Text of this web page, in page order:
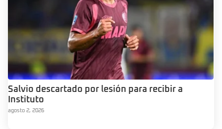
Salvio descartado por lesión para recibir a
Instituto
agosto 2, 2026